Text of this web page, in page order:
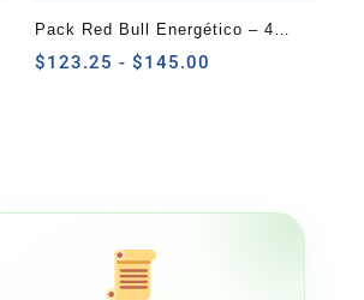
Pack Red Bull Energético – 4
Latas de 250 ml c/u
$123.25 - $145.00
$145.00